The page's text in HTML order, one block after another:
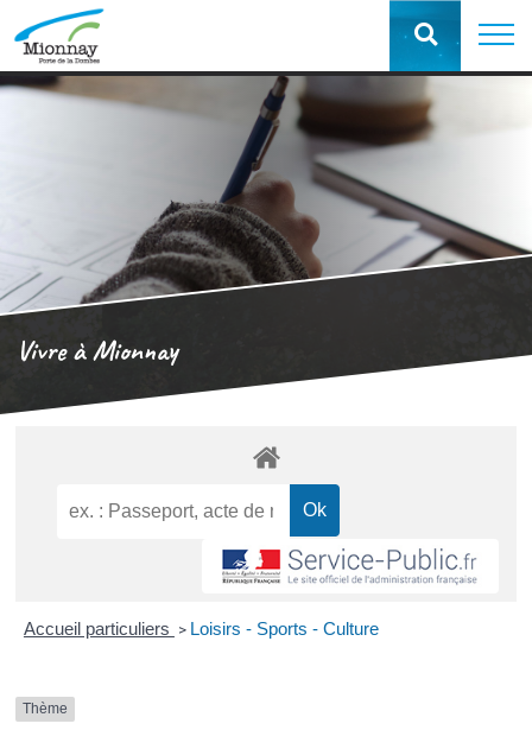
Vivre à Mionnay
Accueil particuliers > Loisirs - Sports - Culture
Thème